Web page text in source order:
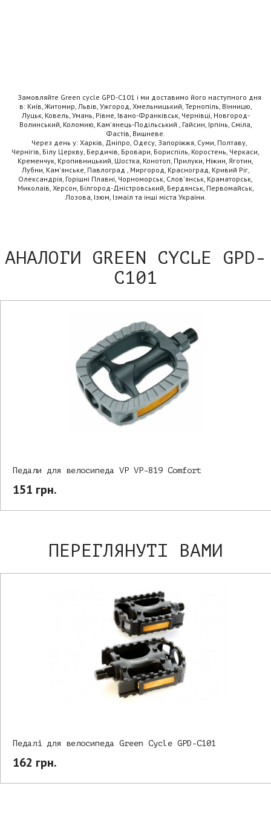
Замовляйте Green cycle GPD-C101 і ми доставимо його наступного дня
в: Київ, Житомир, Львів, Ужгород, Хмельницький, Тернопіль, Вінницю,
Луцьк, Ковель, Умань, Рівне, Івано-Франківськ, Чернівці, Новгород-
Волинський, Коломию, Кам'янець-Подільський , Гайсин, Ірпінь, Сміла,
Фастів, Вишневе.
Через день у: Харків, Дніпро, Одесу, Запоріжжя, Суми, Полтаву,
Чернігів, Білу Церкву, Бердичів, Бровари, Бориспіль, Коростень, Черкаси,
Кременчук, Кропивницький, Шостка, Конотоп, Прилуки, Ніжин, Яготин,
Лубни, Кам'янське, Павлоград , Миргород, Красноград, Кривий Ріг,
Олександрія, Горішні Плавні, Чорноморськ, Слов'янськ, Краматорськ,
Миколаїв, Херсон, Білгород-Дністровський, Бердянськ, Первомайськ,
Лозова, Ізюм, Ізмаїл та інші міста України.
АНАЛОГИ GREEN CYCLE GPD-
C101
Педали для велосипеда VP VP-819 Comfort
151 грн.
ПЕРЕГЛЯНУТІ ВАМИ
Педалі для велосипеда Green Cycle GPD-C101
162 грн.